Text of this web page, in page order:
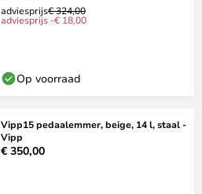
adviesprijs€ 324,00
adviesprijs -€ 18,00
Op voorraad
Vipp15 pedaalemmer, beige, 14 l, staal -
Vipp
€ 350,00